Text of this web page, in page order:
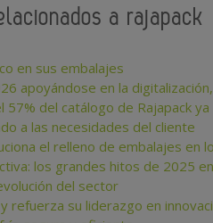
a rajapack
en sus embalajes
apoyándose en la
del catálogo de Rajapack
a las necesidades del cliente
el relleno de embalajes en
los grandes hitos de 2025
del sector
refuerza su liderazgo en